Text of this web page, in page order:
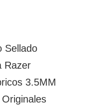
Sellado
Razer
3.5MM